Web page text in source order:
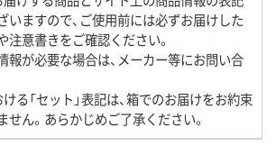
いますので、ご使用前には必ずお届けした
注意書きをご確認ください。
報が必要な場合は、メーカー等にお問い合
る「セット」表記は、箱でのお届けをお約束
せん。あらかじめご了承ください。